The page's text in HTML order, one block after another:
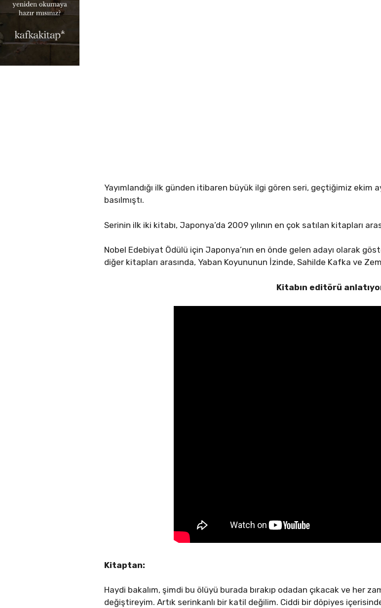
Yayımlandığı ilk günden itibaren büyük ilgi gören seri, geçtiğimiz ekim
basılmıştı.
Serinin ilk iki kitabı, Japonya’da 2009 yılının en çok satılan kitapları
Nobel Edebiyat Ödülü için Japonya’nın en önde gelen adayı olarak
diğer kitapları arasında, Yaban Koyununun İzinde, Sahilde Kafka ve
Kitabın editörü
Kitaptan:
Haydi bakalım, şimdi bu ölüyü burada bırakıp odadan çıkacak ve her
değiştireyim. Artık serinkanlı bir katil değilim. Ciddi bir döpiyes